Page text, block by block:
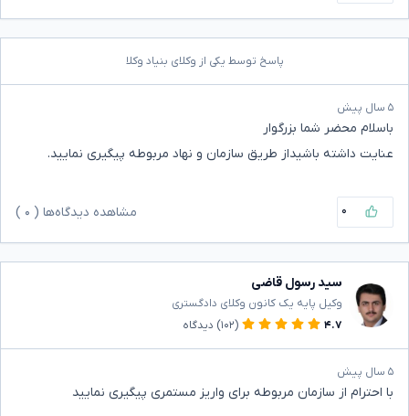
پاسخ توسط یکی از وکلای بنیاد وکلا
۵ سال پیش
باسلام محضر شما بزرگوار
عنایت داشته باشیداز طریق سازمان و نهاد مربوطه پیگیری نمایید.
۰ مشاهده دیدگاه‌ها ( ۰
سید رسول قاضی
وکیل پایه یک کانون وکلای دادگستری
۴.۷
(۱۰۲) دیدگاه
۵ سال پیش
با احترام از سازمان مربوطه برای واریز مستمری پیگیری نمایید